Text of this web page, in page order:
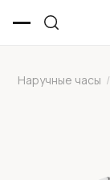
Наручные часы /